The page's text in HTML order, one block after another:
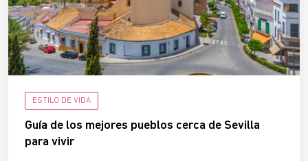
ESTILO DE VIDA
Guía de los mejores pueblos cerca de Sevilla
para vivir